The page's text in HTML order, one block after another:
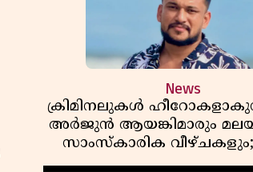
News
ക്രിമിനലുകൾ
അർജുൻ ആയങ്കിമാരും
സാംസ്കാരിക
എങ്ങോട്ടാണ്